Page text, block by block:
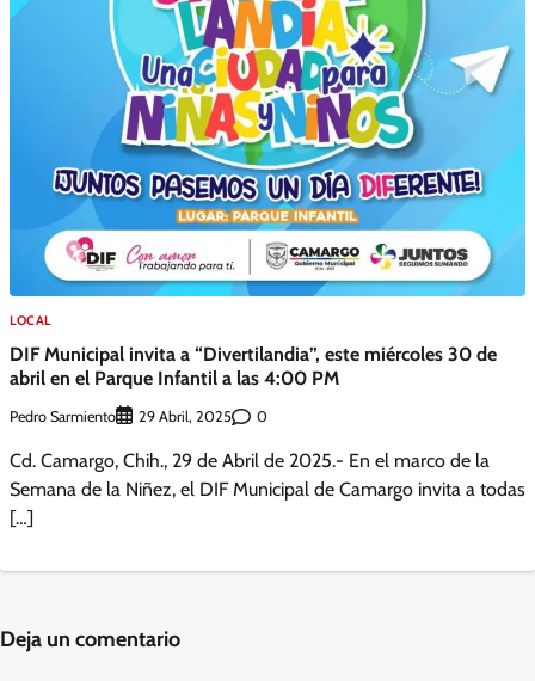
LOCAL
DIF Municipal invita a “Divertilandia”, este miércoles 30 de
abril en el Parque Infantil a las 4:00 PM
Pedro Sarmiento 29 Abril, 2025 0
Cd. Camargo, Chih., 29 de Abril de 2025.- En el marco de la
Semana de la Niñez, el DIF Municipal de Camargo invita a todas
[…]
Deja un comentario